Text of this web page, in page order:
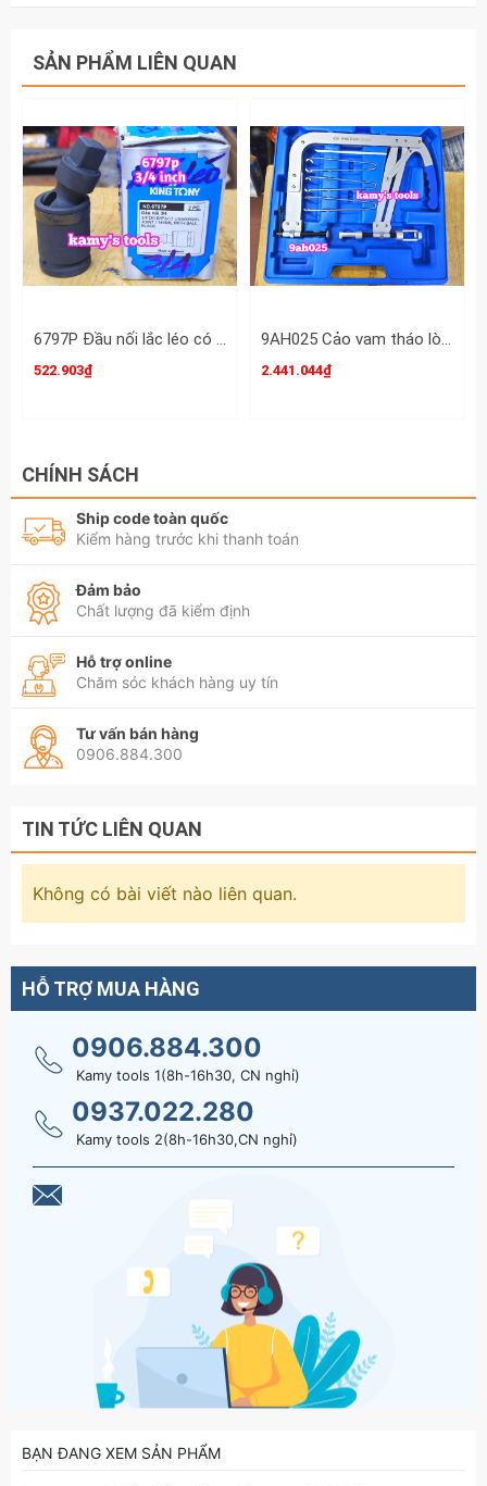
SẢN PHẨM LIÊN QUAN
6797P Đầu nối lắc léo có bi 3/4 inch Kingtony dài 4-1/2 inch 114mm
522.903₫
9AH025 Cảo vam tháo lò xo xupap súp pắp 5 chi tiết Kingtony 35-140mm
2.441.044₫
CHÍNH SÁCH
Ship code toàn quốc
Kiểm hàng trước khi thanh toán
Đảm bảo
Chất lượng đã kiểm định
Hỗ trợ online
Chăm sóc khách hàng uy tín
Tư vấn bán hàng
0906.884.300
TIN TỨC LIÊN QUAN
Không có bài viết nào liên quan.
HỖ TRỢ MUA HÀNG
0906.884.300
Kamy tools 1(8h-16h30, CN nghỉ)
0937.022.280
Kamy tools 2(8h-16h30,CN nghỉ)
BẠN ĐANG XEM SẢN PHẨM